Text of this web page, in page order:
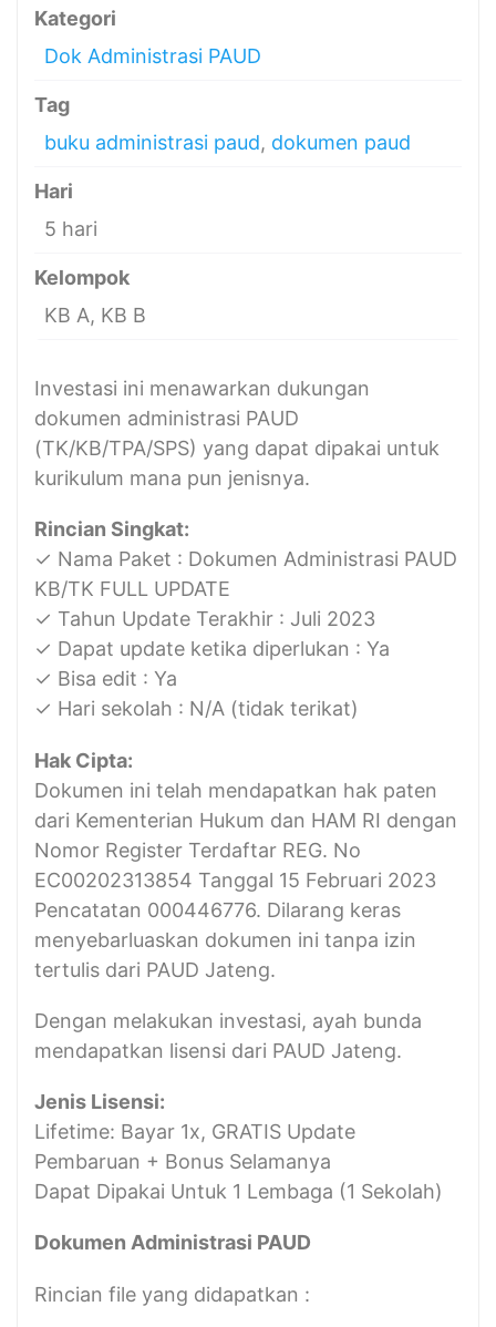
Kategori
Dok Administrasi PAUD
Tag
buku administrasi paud, dokumen paud
Hari
5 hari
Kelompok
KB A, KB B
Investasi ini menawarkan dukungan
dokumen administrasi PAUD
(TK/KB/TPA/SPS) yang dapat dipakai untuk
kurikulum mana pun jenisnya.
Rincian Singkat:
✓ Nama Paket : Dokumen Administrasi PAUD
KB/TK FULL UPDATE
✓ Tahun Update Terakhir : Juli 2023
✓ Dapat update ketika diperlukan : Ya
✓ Bisa edit : Ya
✓ Hari sekolah : N/A (tidak terikat)
Hak Cipta:
Dokumen ini telah mendapatkan hak paten
dari Kementerian Hukum dan HAM RI dengan
Nomor Register Terdaftar REG. No
EC00202313854 Tanggal 15 Februari 2023
Pencatatan 000446776. Dilarang keras
menyebarluaskan dokumen ini tanpa izin
tertulis dari PAUD Jateng.
Dengan melakukan investasi, ayah bunda
mendapatkan lisensi dari PAUD Jateng.
Jenis Lisensi:
Lifetime: Bayar 1x, GRATIS Update
Pembaruan + Bonus Selamanya
Dapat Dipakai Untuk 1 Lembaga (1 Sekolah)
Dokumen Administrasi PAUD
Rincian file yang didapatkan :